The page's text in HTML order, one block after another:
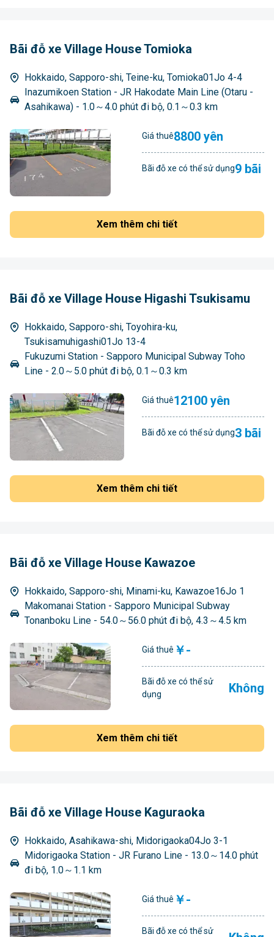
Bãi đỗ xe Village House Tomioka
Hokkaido, Sapporo-shi, Teine-ku, Tomioka01Jo 4-4
Inazumikoen Station - JR Hakodate Main Line (Otaru -
Asahikawa) - 1.0～4.0 phút đi bộ, 0.1～0.3 km
Giá thuê8800 yên
Bãi đỗ xe có thể sử dụng9 bãi
Xem thêm chi tiết
Bãi đỗ xe Village House Higashi Tsukisamu
Hokkaido, Sapporo-shi, Toyohira-ku,
Tsukisamuhigashi01Jo 13-4
Fukuzumi Station - Sapporo Municipal Subway Toho
Line - 2.0～5.0 phút đi bộ, 0.1～0.3 km
Giá thuê12100 yên
Bãi đỗ xe có thể sử dụng3 bãi
Xem thêm chi tiết
Bãi đỗ xe Village House Kawazoe
Hokkaido, Sapporo-shi, Minami-ku, Kawazoe16Jo 1
Makomanai Station - Sapporo Municipal Subway
Tonanboku Line - 54.0～56.0 phút đi bộ, 4.3～4.5 km
Giá thuê ￥-
Bãi đỗ xe có thể sử
dụng
Không
Xem thêm chi tiết
Bãi đỗ xe Village House Kaguraoka
Hokkaido, Asahikawa-shi, Midorigaoka04Jo 3-1
Midorigaoka Station - JR Furano Line - 13.0～14.0 phút
đi bộ, 1.0～1.1 km
Giá thuê ￥-
Bãi đỗ xe có thể sử